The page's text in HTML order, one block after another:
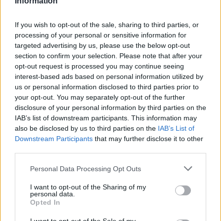
If you wish to opt-out of the sale, sharing to third parties, or
processing of your personal or sensitive information for
targeted advertising by us, please use the below opt-out
section to confirm your selection. Please note that after your
opt-out request is processed you may continue seeing
interest-based ads based on personal information utilized by
us or personal information disclosed to third parties prior to
your opt-out. You may separately opt-out of the further
disclosure of your personal information by third parties on the
IAB’s list of downstream participants. This information may
also be disclosed by us to third parties on the IAB’s List of
Downstream Participants that may further disclose it to other
Personal Data Processing Opt Outs
I want to opt-out of the Sharing of my
personal data.
Opted In
Σπλίτερ Τιάγκο
COMMENTS
Συνδεθείτε για να σχολιάσετε
LATEST NEWS
EUROBASKET